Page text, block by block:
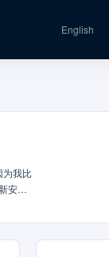
English
为我比
安卓
如，